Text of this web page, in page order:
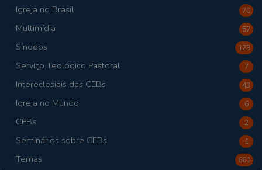
Igreja no Brasil 70
Multimídia 57
Sínodos 123
Serviço Teológico Pastoral 7
Intereclesiais das CEBs 43
Igreja no Mundo 6
CEBs 2
Seminários sobre CEBs 1
Temas 661